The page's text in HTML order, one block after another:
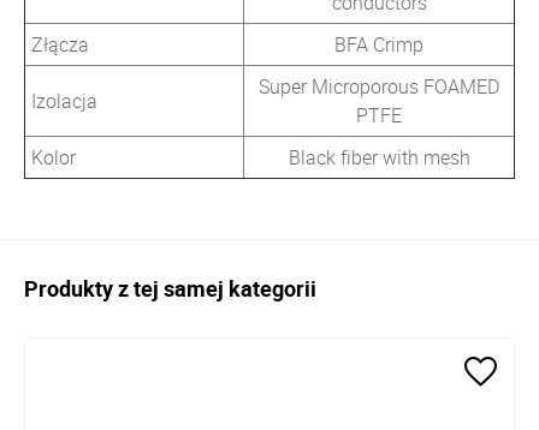
Złącza
BFA Crimp
Izolacja
Super Microporous FOAMED
PTFE
Kolor
Black fiber with mesh
Produkty z tej samej kategorii